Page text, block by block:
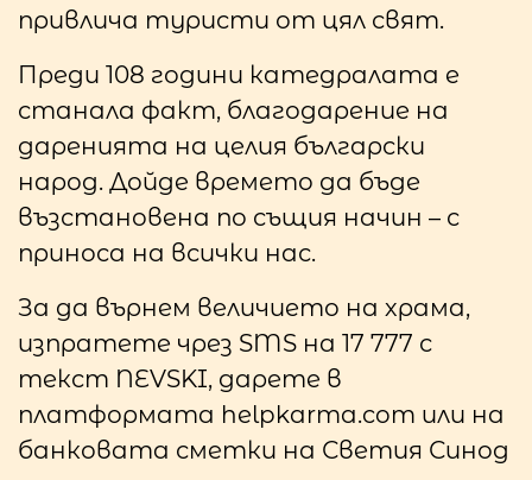
привлича туристи от цял свят.
Преди 108 години катедралата е
станала факт, благодарение на
даренията на целия български
народ. Дойде времето да бъде
възстановена по същия начин – с
приноса на всички нас.
За да върнем величието на храма,
изпратете чрез SMS на 17 777 с
текст NEVSKI, дарете в
платформата helpkarma.com или на
банковата сметки на Светия Синод